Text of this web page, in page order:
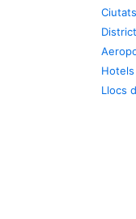
Ciutats
Hotels
Llocs